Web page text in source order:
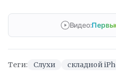
Видео:
Теги: Слухи складной